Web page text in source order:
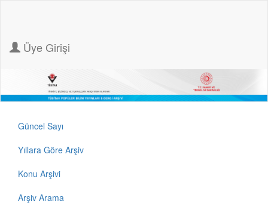
Üye Girişi
Güncel Sayı
Yıllara Göre Arşiv
Konu Arşivi
Arşiv Arama